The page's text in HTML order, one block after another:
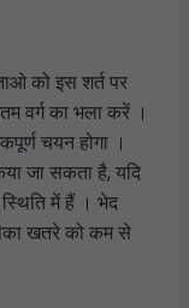
को इस शर्त पर
वर्ग का भला करें ।
चयन होगा ।
जा सकता है, यदि
में हैं । भेद
खतरे को कम से